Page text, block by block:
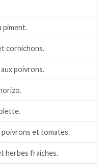
piment.
cornichons.
poivrons.
poivrons et tomates.
herbes fraîches.